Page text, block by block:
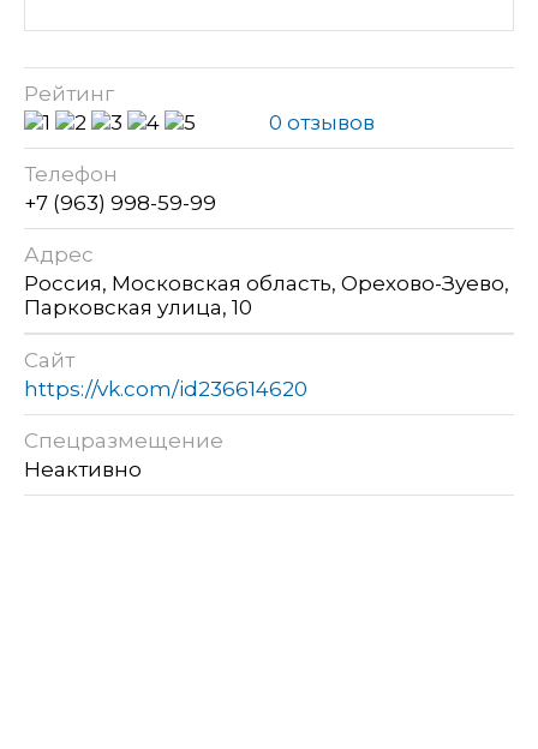
Рейтинг
0 отзывов
Телефон
+7 (963) 998-59-99
Адрес
Россия, Московская область, Орехово-Зуево,
Парковская улица, 10
Сайт
https://vk.com/id236614620
Спецразмещение
Неактивно